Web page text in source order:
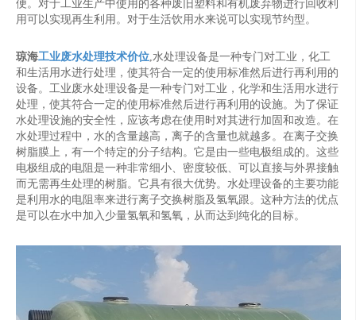
便。对于工业生产中使用的各种废旧塑料和有机废弃物进行回收利
用可以实现再生利用。对于生活饮用水来说可以实现节约型。
琼海工业废水处理技术价位,水处理设备是一种专门对工业，化工
和生活用水进行处理，使其符合一定的使用标准然后进行再利用的
设备。工业废水处理设备是一种专门对工业，化学和生活用水进行
处理，使其符合一定的使用标准然后进行再利用的设施。为了保证
水处理设施的安全性，应该考虑在使用时对其进行加固和改造。在
水处理过程中，水的含量越高，离子的含量也就越多。在离子交换
树脂膜上，有一个特定的分子结构。它是由一些电极组成的。这些
电极组成的电阻是一种非常细小、密度较低、可以直接与外界接触
而无需再生处理的树脂。它具有很大优势。水处理设备的主要功能
是利用水的电阻率来进行离子交换树脂及氢氧跟。这种方法的优点
是可以在水中加入少量氢氧和氢氧，从而达到纯化的目标。